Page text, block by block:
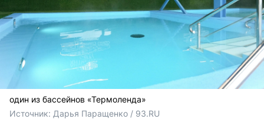
один из бассейнов «Термоленда»
Источник: Дарья Паращенко / 93.RU